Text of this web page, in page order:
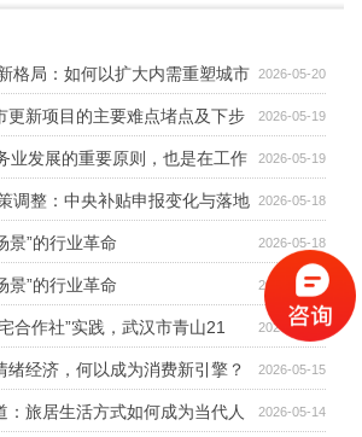
2026-05-20
格局：如何以扩大内需重塑城市
2026-05-19
更新项目的主要难点堵点及下步
为例 2026-05-19
业发展的重要原则，也是在工作
法论 2026-05-18
调整：中央补贴申报变化与落地
2026-05-18
景”的行业革命
2026-05-18
景”的行业革命
2026-05-15
合作社”实践，武汉市青山21
浸更新与多元共治 2026-05-15
绪经济，何以成为消费新引擎？
2026-05-14
：旅居生活方式如何成为当代人